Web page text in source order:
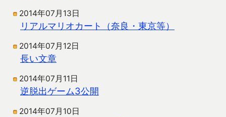
2014年07月13日
リアルマリオカート（奈良・東京等）
2014年07月12日
長い文章
2014年07月11日
逆脱出ゲーム3公開
2014年07月10日